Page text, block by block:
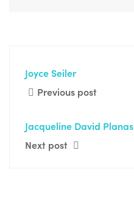
Joyce Seiler
Previous post
Jacqueline David Planas
Next post